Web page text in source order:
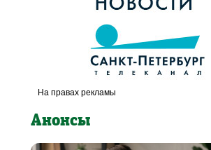
Анонсы